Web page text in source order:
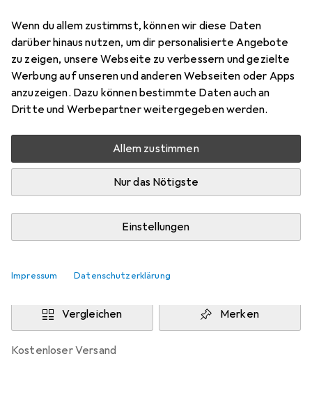
Wenn du allem zustimmst, können wir diese Daten
darüber hinaus nutzen, um dir personalisierte Angebote
zu zeigen, unsere Webseite zu verbessern und gezielte
Werbung auf unseren und anderen Webseiten oder Apps
anzuzeigen. Dazu können bestimmte Daten auch an
Dritte und Werbepartner weitergegeben werden.
Allem zustimmen
Nur das Nötigste
Einstellungen
Impressum Datenschutzerklärung
Samsung Galaxy Tab S8, Samsung Galaxy Tab S9
Preis in EUR inkl. MwSt.
Bewertungen Marke
Mehr von eSTUFF
Zwischen Di, 11.8. und Do, 13.8. geliefert
Mehr als 10 Stück an Lager beim Drittanbieter
Lieferort angeben für genaue Lieferzeit
JACOBDE
In den Warenkorb
Vergleichen Merken
kostenloser Versand